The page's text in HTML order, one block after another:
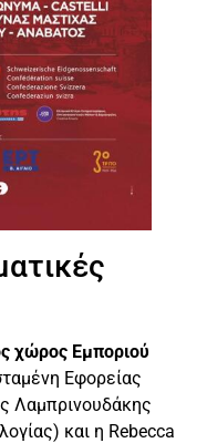
χώρος Εμποριού
Εφορείας
Λαμπρινουδάκης
και η Rebecca